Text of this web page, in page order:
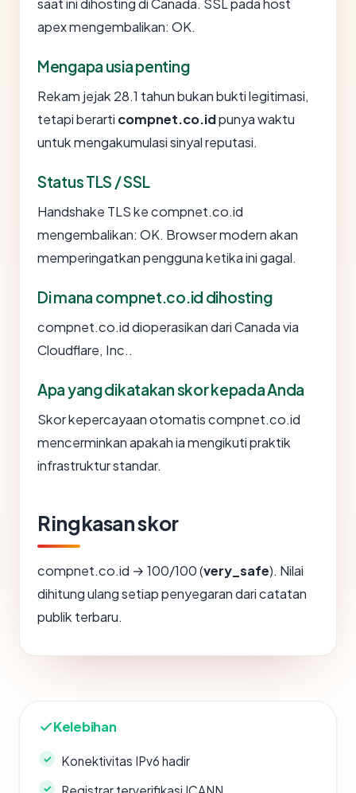
saat ini dihosting di Canada. SSL pada host
apex mengembalikan: OK.
Mengapa usia penting
Rekam jejak 28.1 tahun bukan bukti legitimasi,
tetapi berarti compnet.co.idpunya waktu
untuk mengakumulasi sinyal reputasi.
Status TLS / SSL
Handshake TLS ke compnet.co.id
mengembalikan: OK. Browser modern akan
memperingatkan pengguna ketika ini gagal.
Di mana compnet.co.id dihosting
compnet.co.id dioperasikan dari Canada via
Cloudflare, Inc..
Apa yang dikatakan skor kepada Anda
Skor kepercayaan otomatis compnet.co.id
mencerminkan apakah ia mengikuti praktik
infrastruktur standar.
Ringkasan skor
compnet.co.id → 100/100 (very_safe). Nilai
dihitung ulang setiap penyegaran dari catatan
publik terbaru.
Kelebihan
Konektivitas IPv6 hadir